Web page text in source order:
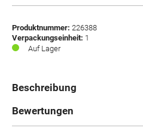
Produktnummer: 226388
Verpackungseinheit: 1
Auf Lager
Beschreibung
Bewertungen